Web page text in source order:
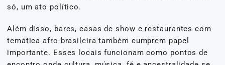
só, um ato político.
Além disso, bares, casas de show e restaurantes com
temática afro-brasileira também cumprem papel
importante. Esses locais funcionam como pontos de